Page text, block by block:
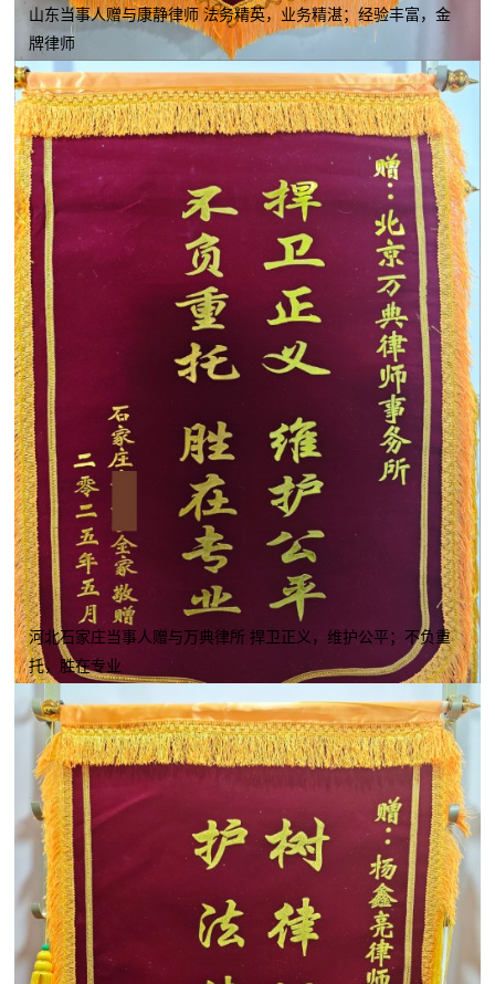
山东当事人赠与康静律师 法务精英，业务精湛；经验丰富，金
牌律师
河北石家庄当事人赠与万典律所 捍卫正义，维护公平；不负重
托，胜在专业